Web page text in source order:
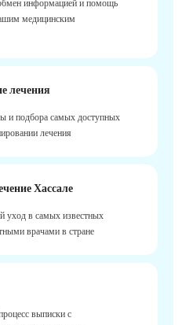
информацией и помощь
медицинским
лечения
и подбора самых доступных
лечения
Хассале
уход в самых известных
врачами в стране
выписки с